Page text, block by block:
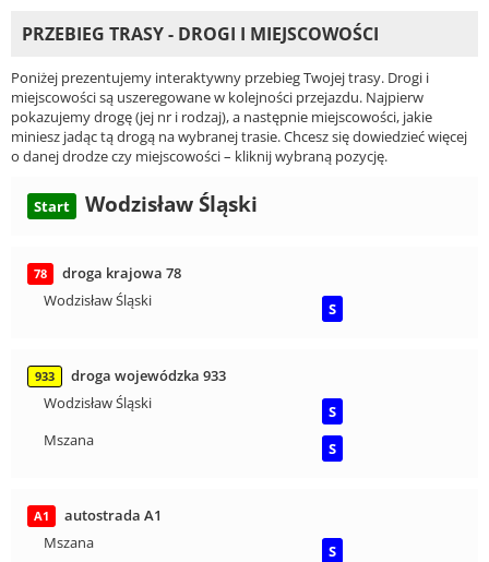
PRZEBIEG TRASY - DROGI I MIEJSCOWOŚCI
Poniżej prezentujemy interaktywny przebieg Twojej trasy. Drogi i
miejscowości są uszeregowane w kolejności przejazdu. Najpierw
pokazujemy drogę (jej nr i rodzaj), a następnie miejscowości, jakie
miniesz jadąc tą drogą na wybranej trasie. Chcesz się dowiedzieć więcej
o danej drodze czy miejscowości – kliknij wybraną pozycję.
Start Wodzisław Śląski
78
droga krajowa 78
Wodzisław Śląski
S
933
droga wojewódzka 933
Wodzisław Śląski
S
Mszana
S
A1
autostrada A1
Mszana
S